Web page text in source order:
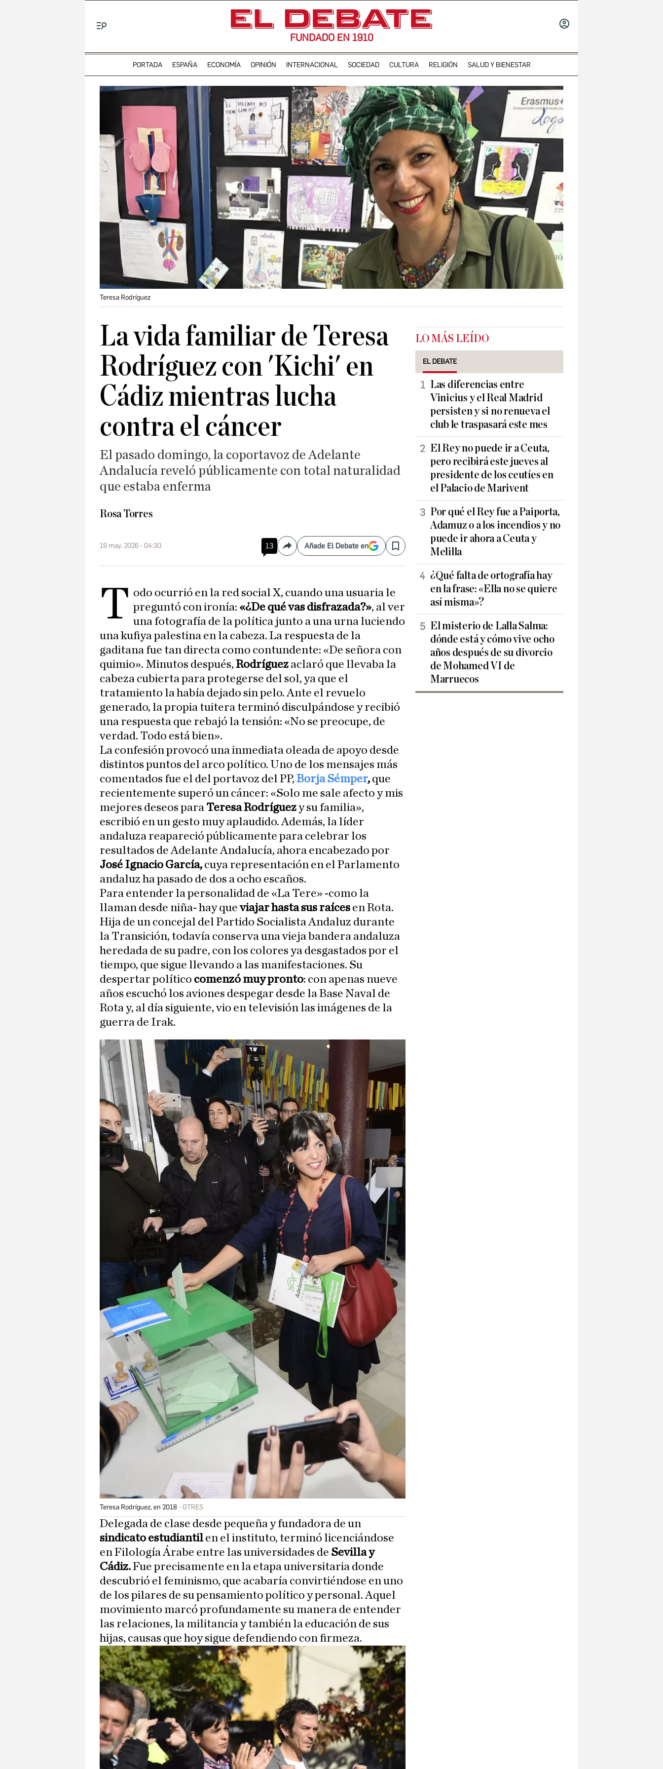
FUNDADO EN 1910
PORTADA ESPAÑA ECONOMÍA OPINIÓN INTERNACIONAL SOCIEDAD CULTURA RELIGIÓN SALUD Y BIENESTAR
Teresa Rodríguez
La vida familiar de Teresa
Rodríguez con 'Kichi' en
Cádiz mientras lucha
contra el cáncer
El pasado domingo, la coportavoz de Adelante
Andalucía reveló públicamente con total naturalidad
que estaba enferma
Rosa Torres
19 may. 2026 - 04:30 13 CompartirAñade El Debate en Save
T odo ocurrió en la red social X, cuando una usuaria le
preguntó con ironía: «¿De qué vas disfrazada?», al ver
una fotografía de la política junto a una urna luciendo
una kufiya palestina en la cabeza. La respuesta de la
gaditana fue tan directa como contundente: «De señora con
quimio». Minutos después, Rodríguez aclaró que llevaba la
cabeza cubierta para protegerse del sol, ya que el
tratamiento la había dejado sin pelo. Ante el revuelo
generado, la propia tuitera terminó disculpándose y recibió
una respuesta que rebajó la tensión: «No se preocupe, de
verdad. Todo está bien».
La confesión provocó una inmediata oleada de apoyo desde
distintos puntos del arco político. Uno de los mensajes más
comentados fue el del portavoz del PP, Borja Sémper, que
recientemente superó un cáncer: «Solo me sale afecto y mis
mejores deseos para Teresa Rodríguezy su familia»,
escribió en un gesto muy aplaudido. Además, la líder
andaluza reapareció públicamente para celebrar los
resultados de Adelante Andalucía, ahora encabezado por
José Ignacio García, cuya representación en el Parlamento
andaluz ha pasado de dos a ocho escaños.
Para entender la personalidad de «La Tere» -como la
llaman desde niña- hay queviajar hasta sus raíces en Rota.
Hija de un concejal del Partido Socialista Andaluz durante
la Transición, todavía conserva una vieja bandera andaluza
heredada de su padre, con los colores ya desgastados por el
tiempo, que sigue llevando a las manifestaciones. Su
despertar político comenzó muy pronto: con apenas nueve
años escuchó los aviones despegar desde la Base Naval de
Rota y, al día siguiente, vio en televisión las imágenes de la
guerra de Irak.
Teresa Rodríguez, en 2018 GTRES
Delegada de clase desde pequeña y fundadora de un
sindicato estudiantil en el instituto, terminó licenciándose
en Filología Árabe entre las universidades de Sevilla y
Cádiz.Fue precisamente en la etapa universitaria donde
descubrió el feminismo, que acabaría convirtiéndose en uno
de los pilares de su pensamiento político y personal. Aquel
movimiento marcó profundamente su manera de entender
las relaciones, la militancia y también la educación de sus
hijas, causas que hoy sigue defendiendo con firmeza.
LO MÁS LEÍDO
EL DEBATE
Las diferencias entre
Vinicius y el Real Madrid
persisten y si no renueva el
club le traspasará este mes
El Rey no puede ir a Ceuta,
pero recibirá este jueves al
presidente de los ceutíes en
el Palacio de Marivent
Por qué el Rey fue a Paiporta,
Adamuz o a los incendios y no
puede ir ahora a Ceuta y
Melilla
¿Qué falta de ortografía hay
en la frase: «Ella no se quiere
así misma»?
El misterio de Lalla Salma:
dónde está y cómo vive ocho
años después de su divorcio
de Mohamed VI de
Marruecos